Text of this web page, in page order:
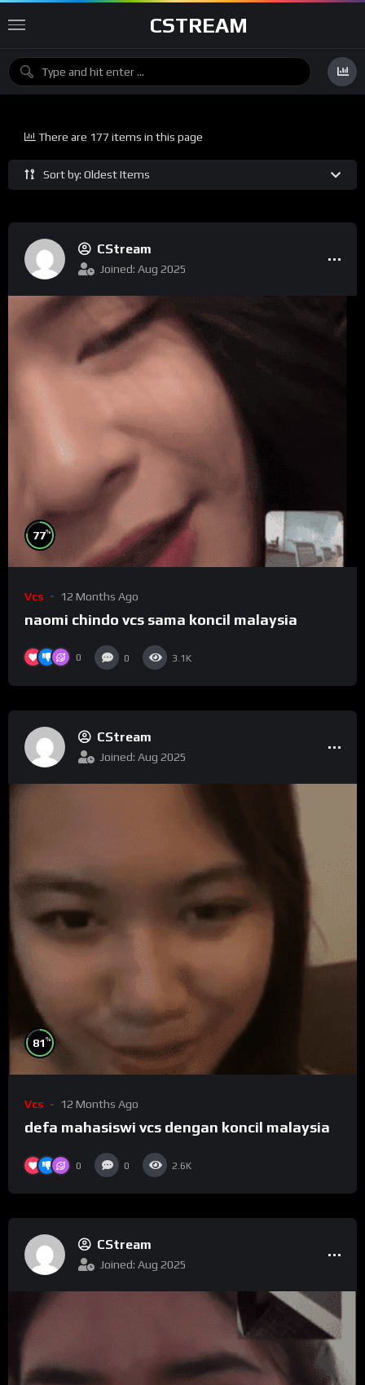
CSTREAM
Sort by: Oldest Items
There are 177 items in this page
CStream
Joined: Aug 2025
77%
Vcs 12 Months Ago
naomi chindo vcs sama koncil malaysia
0 0 3.1K
CStream
Joined: Aug 2025
81 %
Vcs 12 Months Ago
defa mahasiswi vcs dengan koncil malaysia
0 0 2.6K
CStream
Joined: Aug 2025